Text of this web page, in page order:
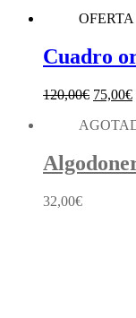
OFERTA
Cuadro
120,00€ El
original
75,00€El
32,00€